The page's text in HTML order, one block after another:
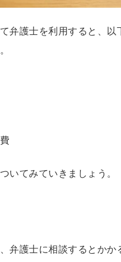
弁護士を利用すると、以
いてみていきましょう。
弁護士に相談するとかか